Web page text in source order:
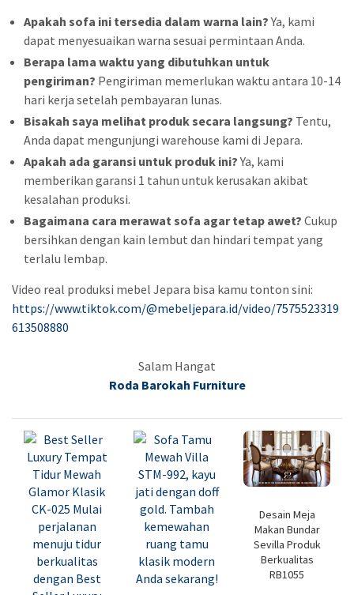
Apakah sofa ini tersedia dalam warna lain?Ya, kami
dapat menyesuaikan warna sesuai permintaan Anda.
Berapa lama waktu yang dibutuhkan untuk
pengiriman? Pengiriman memerlukan waktu antara 10-14
hari kerja setelah pembayaran lunas.
Bisakah saya melihat produk secara langsung? Tentu,
Anda dapat mengunjungi warehouse kami di Jepara.
Apakah ada garansi untuk produk ini?Ya, kami
memberikan garansi 1 tahun untuk kerusakan akibat
kesalahan produksi.
Bagaimana cara merawat sofa agar tetap awet? Cukup
bersihkan dengan kain lembut dan hindari tempat yang
terlalu lembap.
Video real produksi mebel Jepara bisa kamu tonton sini:
https://www.tiktok.com/@mebeljepara.id/video/7575523319
613508880
Salam Hangat
Roda Barokah Furniture
Desain Meja
Makan Bundar
Sevilla Produk
Berkualitas
RB1055